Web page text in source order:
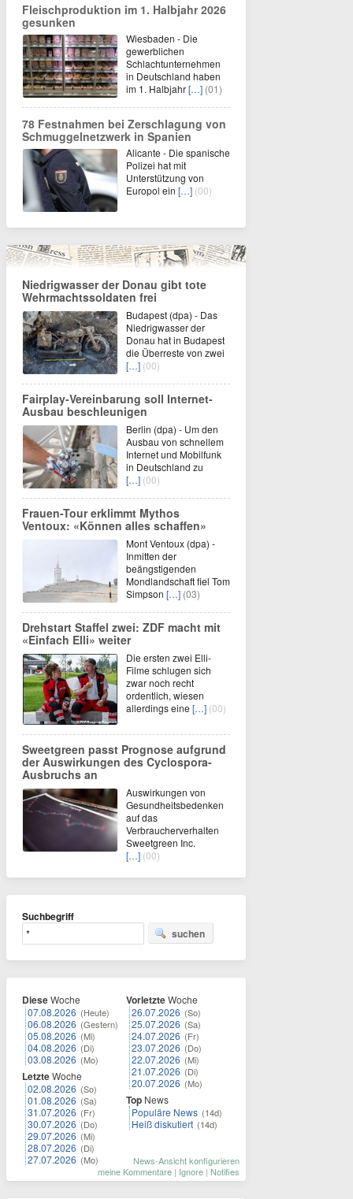
Fleischproduktion im 1. Halbjahr 2026
gesunken
Wiesbaden - Die
gewerblichen
Schlachtunternehmen
in Deutschland haben
im 1. Halbjahr[…] (01)
78 Festnahmen bei Zerschlagung von
Schmuggelnetzwerk in Spanien
Alicante - Die spanische
Polizei hat mit
Unterstützung von
Europol ein […] (00)
Niedrigwasser der Donau gibt tote
Wehrmachtssoldaten frei
Budapest (dpa) - Das
Niedrigwasser der
Donau hat in Budapest
die Überreste von zwei
[…] (00)
Fairplay-Vereinbarung soll Internet-
Ausbau beschleunigen
Berlin (dpa) - Um den
Ausbau von schnellem
Internet und Mobilfunk
in Deutschland zu
[…] (00)
Frauen-Tour erklimmt Mythos
Ventoux: «Können alles schaffen»
Mont Ventoux (dpa) -
Inmitten der
beängstigenden
Mondlandschaft fiel Tom
Simpson […] (03)
Drehstart Staffel zwei: ZDF macht mit
«Einfach Elli» weiter
Die ersten zwei Elli-
Filme schlugen sich
zwar noch recht
ordentlich, wiesen
allerdings eine […] (00)
Sweetgreen passt Prognose aufgrund
der Auswirkungen des Cyclospora-
Ausbruchs an
Auswirkungen von
Gesundheitsbedenken
auf das
Verbraucherverhalten
Sweetgreen Inc.
[…] (00)
Suchbegriff
suchen
DieseWoche
07.08.2026 (Heute)
06.08.2026 (Gestern)
05.08.2026 (Mi)
04.08.2026 (Di)
03.08.2026 (Mo)
LetzteWoche
02.08.2026 (So)
01.08.2026 (Sa)
31.07.2026 (Fr)
30.07.2026 (Do)
29.07.2026 (Mi)
28.07.2026 (Di)
27.07.2026 (Mo)
VorletzteWoche
26.07.2026 (So)
25.07.2026 (Sa)
24.07.2026 (Fr)
23.07.2026 (Do)
22.07.2026 (Mi)
21.07.2026 (Di)
20.07.2026 (Mo)
Top News
Populäre News (14d)
Heiß diskutiert (14d)
News-Ansicht konfigurieren
meine Kommentare | Ignore | Notifies